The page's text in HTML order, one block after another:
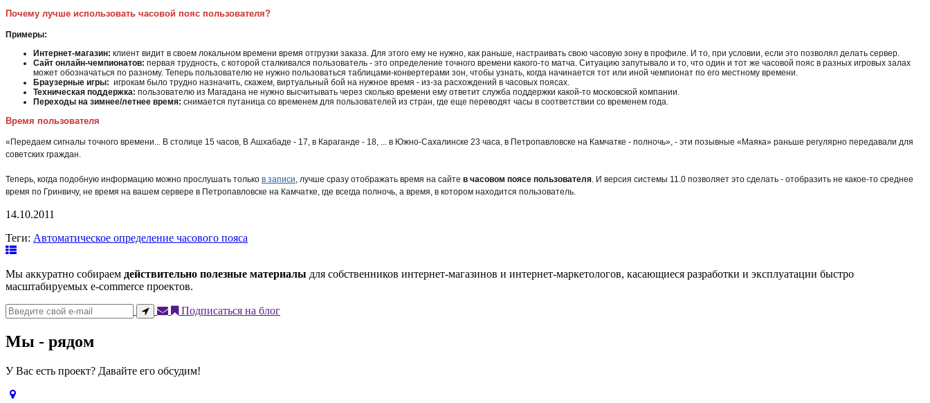
Почему лучше использовать часовой пояс пользователя?
Примеры:
Интернет-магазин: клиент видит в своем локальном времени время отгрузки заказа. Для этого ему не нужно, как раньше, настраивать свою часовую зону в профиле. И то, при условии, если это позволял делать сервер.
Сайт онлайн-чемпионатов: первая трудность, с которой сталкивался пользователь - это определение точного времени какого-то матча. Ситуацию запутывало и то, что один и тот же часовой пояс в разных игровых залах
может обозначаться по разному. Теперь пользователю не нужно пользоваться таблицами-конвертерами зон, чтобы узнать, когда начинается тот или иной чемпионат по его местному времени.
Браузерные игры: игрокам было трудно назначить, скажем, виртуальный бой на нужное время - из-за расхождений в часовых поясах.
Техническая поддержка: пользователю из Магадана не нужно высчитывать через сколько времени ему ответит служба поддержки какой-то московской компании.
Переходы на зимнее/летнее время: снимается путаница со временем для пользователей из стран, где еще переводят часы в соответствии со временем года.
Время пользователя
«Передаем сигналы точного времени... В столице 15 часов, В Ашхабаде - 17, в Караганде - 18, ... в Южно-Сахалинске 23 часа, в Петропавловске на Камчатке - полночь», - эти позывные «Маяка» раньше регулярно передавали для
советских граждан.
Теперь, когда подобную информацию можно прослушать только в записи, лучше сразу отображать время на сайте в часовом поясе пользователя. И версия системы 11.0 позволяет это сделать - отобразить не какое-то среднее
время по Гринвичу, не время на вашем сервере в Петропавловске на Камчатке, где всегда полночь, а время, в котором находится пользователь.
14.10.2011
Теги: Автоматическое определение часового пояса
Мы аккуратно собираем действительно полезные материалы для собственников интернет-магазинов и интернет-маркетологов, касающиеся разработки и эксплуатации быстро
масштабируемых e-commerce проектов.
Подписаться на блог
Мы - рядом
У Вас есть проект? Давайте его обсудим!